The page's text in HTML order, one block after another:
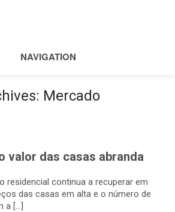
NAVIGATION
Mercado
valor das casas abranda
residencial continua a recuperar em
das casas em alta e o número de
a […]